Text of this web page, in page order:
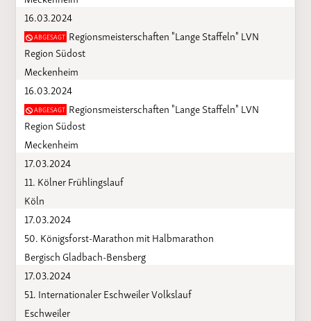
16.03.2024
ABGESAGTRegionsmeisterschaften "Lange Staffeln" LVN
Region Südost
Meckenheim
16.03.2024
ABGESAGTRegionsmeisterschaften "Lange Staffeln" LVN
Region Südost
Meckenheim
17.03.2024
11. Kölner Frühlingslauf
Köln
17.03.2024
50. Königsforst-Marathon mit Halbmarathon
Bergisch Gladbach-Bensberg
17.03.2024
51. Internationaler Eschweiler Volkslauf
Eschweiler